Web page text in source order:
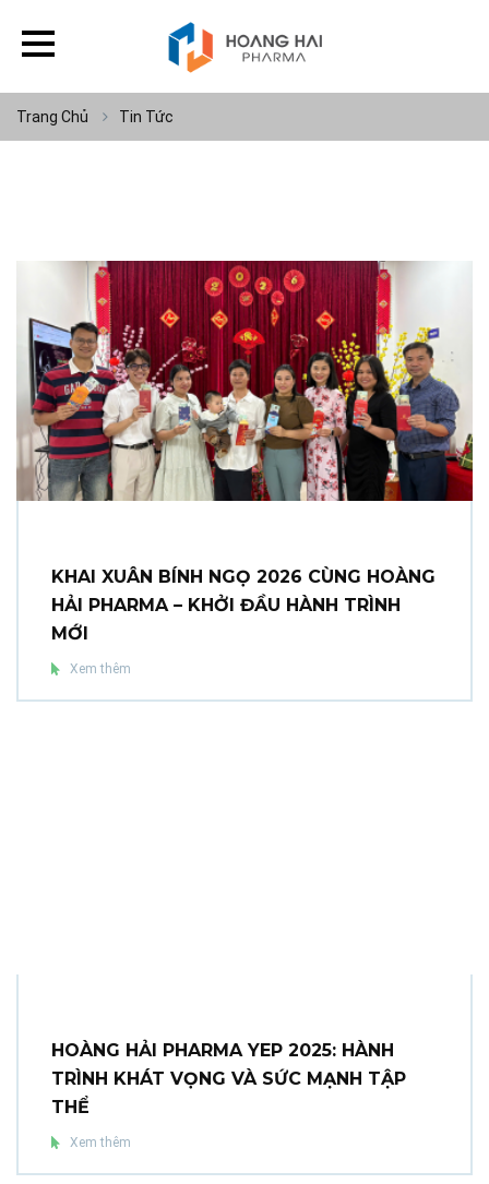
Trang Chủ Tin Tức
KHAI XUÂN BÍNH NGỌ 2026 CÙNG HOÀNG
HẢI PHARMA – KHỞI ĐẦU HÀNH TRÌNH
MỚI
Xem thêm
HOÀNG HẢI PHARMA YEP 2025: HÀNH
TRÌNH KHÁT VỌNG VÀ SỨC MẠNH TẬP
THỂ
Xem thêm